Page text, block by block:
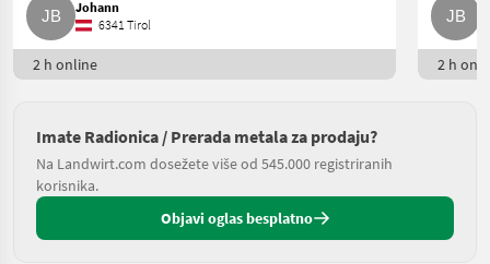
Johann
6341 Tirol
2 h online 2 h
Imate Radionica / Prerada metala za prodaju?
Na Landwirt.com dosežete više od 545.000 registriranih
korisnika.
Objavi oglas besplatno